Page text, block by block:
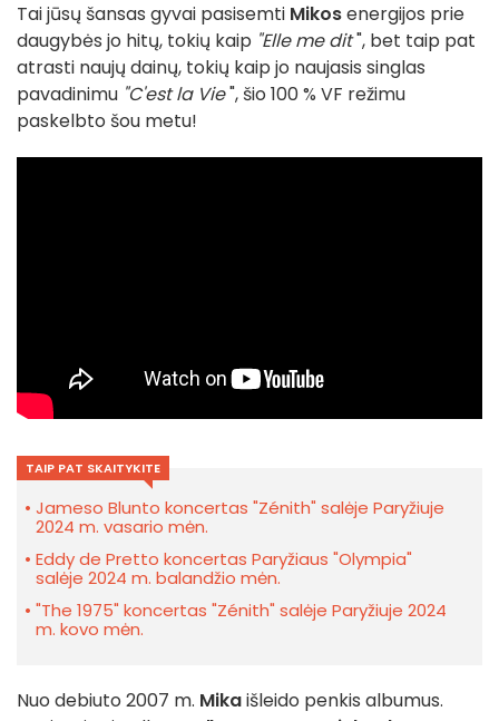
Tai jūsų šansas gyvai pasisemti Mikosenergijos prie
daugybės jo hitų, tokių kaip "Elle me dit", bet taip pat
atrasti naujų dainų, tokių kaip jo naujasis singlas
pavadinimu "C'est la Vie", šio 100 % VF režimu
paskelbto šou metu!
TAIP PAT SKAITYKITE
Jameso Blunto koncertas "Zénith" salėje Paryžiuje
2024 m. vasario mėn.
Eddy de Pretto koncertas Paryžiaus "Olympia"
salėje 2024 m. balandžio mėn.
"The 1975" koncertas "Zénith" salėje Paryžiuje 2024
m. kovo mėn.
Nuo debiuto 2007 m. Mikaišleido penkis albumus.